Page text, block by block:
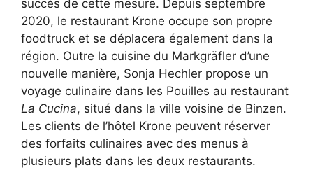
succès de cette mesure. Depuis septembre
2020, le restaurant Krone occupe son propre
foodtruck et se déplacera également dans la
région. Outre la cuisine du Markgräfler d’une
nouvelle manière, Sonja Hechler propose un
voyage culinaire dans les Pouilles au restaurant
La Cucina, situé dans la ville voisine de Binzen.
Les clients de l’hôtel Krone peuvent réserver
des forfaits culinaires avec des menus à
plusieurs plats dans les deux restaurants.